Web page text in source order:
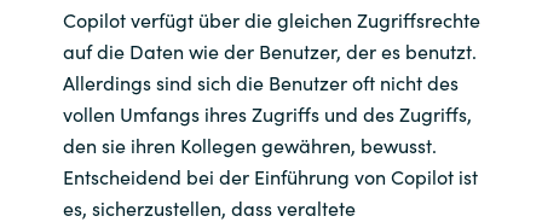
Copilot verfügt über die gleichen Zugriffsrechte
auf die Daten wie der Benutzer, der es benutzt.
Allerdings sind sich die Benutzer oft nicht des
vollen Umfangs ihres Zugriffs und des Zugriffs,
den sie ihren Kollegen gewähren, bewusst.
Entscheidend bei der Einführung von Copilot ist
es, sicherzustellen, dass veraltete